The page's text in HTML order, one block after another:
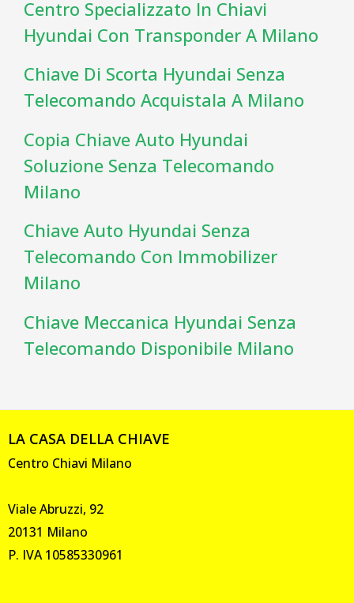
Centro Specializzato In Chiavi
Hyundai Con Transponder A Milano
Chiave Di Scorta Hyundai Senza
Telecomando Acquistala A Milano
Copia Chiave Auto Hyundai
Soluzione Senza Telecomando
Milano
Chiave Auto Hyundai Senza
Telecomando Con Immobilizer
Milano
Chiave Meccanica Hyundai Senza
Telecomando Disponibile Milano
LA CASA DELLA CHIAVE
Centro Chiavi Milano
Viale Abruzzi, 92
20131 Milano
P. IVA 10585330961